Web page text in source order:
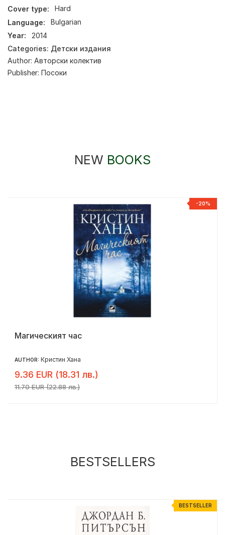
Cover type:
Hard
Language:
Bulgarian
Year:
2014
Categories: Детски издания
Author: Авторски колектив
Publisher: Посоки
NEW BOOKS
-20%
Магическият час
AUTHOR: Кристин Хана
9.36 EUR (18.31 лв.)
11.70 EUR (22.88 лв.)
BESTSELLERS
BESTSELLER